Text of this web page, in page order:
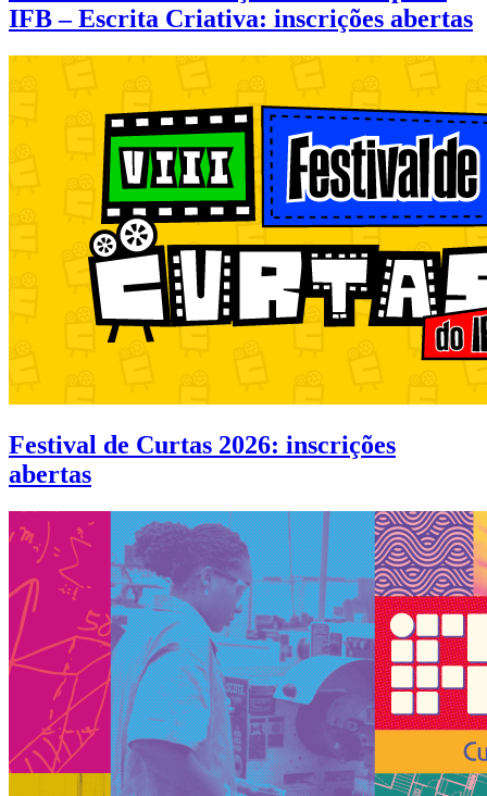
IFB – Escrita Criativa: inscrições abertas
Festival de Curtas 2026: inscrições
abertas